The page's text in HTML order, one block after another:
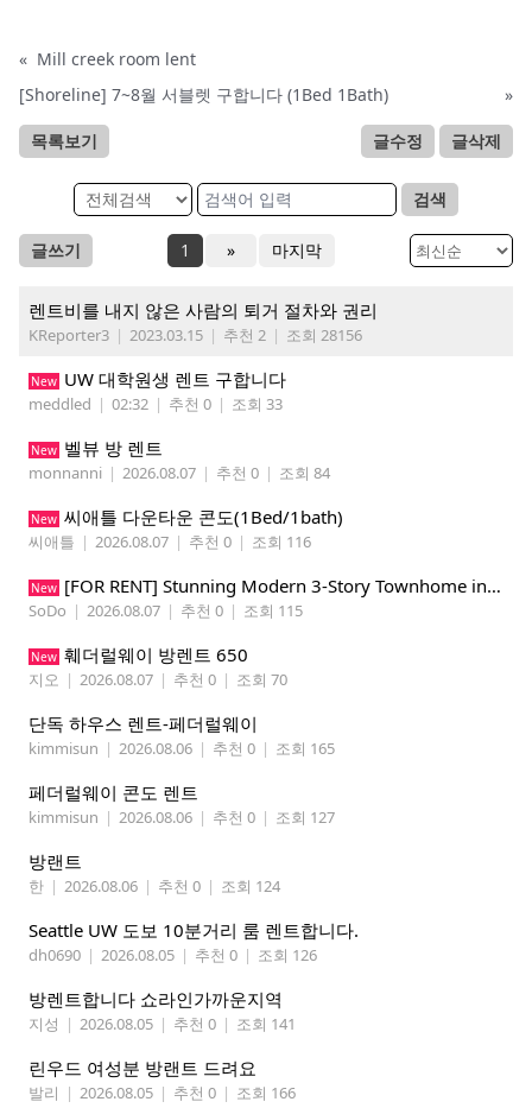
« Mill creek room lent
[Shoreline] 7~8월 서블렛 구합니다 (1Bed 1Bath)
»
목록보기 글수정 글삭제
검색
글쓰기 1 » 마지막
렌트비를 내지 않은 사람의 퇴거 절차와 권리
KReporter3 | 2023.03.15 | 추천 2 | 조회 28156
New UW 대학원생 렌트 구합니다
meddled | 02:32 | 추천 0 | 조회 33
New 벨뷰 방 렌트
monnanni | 2026.08.07 | 추천 0 | 조회 84
New 씨애틀 다운타운 콘도(1Bed/1bath)
씨애틀 | 2026.08.07 | 추천 0 | 조회 116
New ​[FOR RENT] Stunning Modern 3-Story Townhome in South Park - Perfect for Tech Pros & Students!
SoDo | 2026.08.07 | 추천 0 | 조회 115
New 훼더럴웨이 방렌트 650
지오 | 2026.08.07 | 추천 0 | 조회 70
단독 하우스 렌트-페더럴웨이
kimmisun | 2026.08.06 | 추천 0 | 조회 165
페더럴웨이 콘도 렌트
kimmisun | 2026.08.06 | 추천 0 | 조회 127
방랜트
한 | 2026.08.06 | 추천 0 | 조회 124
Seattle UW 도보 10분거리 룸 렌트합니다.
dh0690 | 2026.08.05 | 추천 0 | 조회 126
방렌트합니다 쇼라인가까운지역
지성 | 2026.08.05 | 추천 0 | 조회 141
린우드 여성분 방랜트 드려요
발리 | 2026.08.05 | 추천 0 | 조회 166